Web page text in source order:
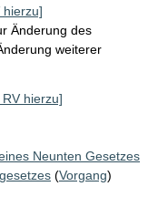
hierzu]
Änderung des
weiterer
RV hierzu]
Neunten Gesetzes
(Vorgang)